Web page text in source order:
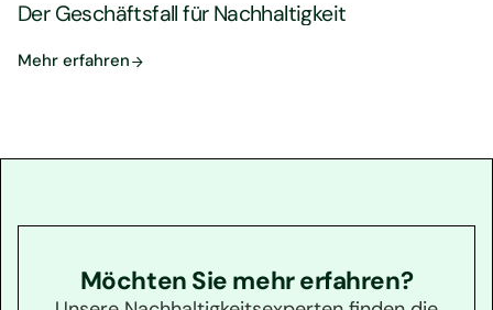
Der Geschäftsfall für Nachhaltigkeit
Mehr erfahren
Möchten Sie mehr erfahren?